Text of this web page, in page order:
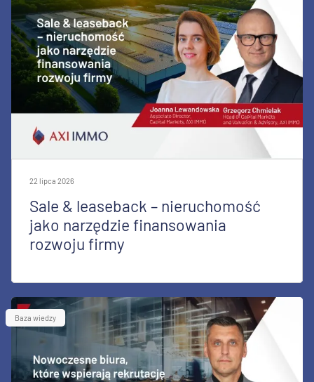
22 lipca 2026
Sale & leaseback – nieruchomość
jako narzędzie finansowania
rozwoju firmy
Baza wiedzy